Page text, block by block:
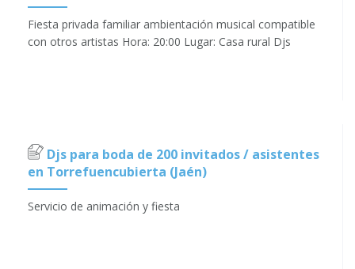
Fiesta privada familiar ambientación musical compatible
con otros artistas Hora: 20:00 Lugar: Casa rural Djs
Djs para boda de 200 invitados / asistentes
en Torrefuencubierta (Jaén)
Servicio de animación y fiesta